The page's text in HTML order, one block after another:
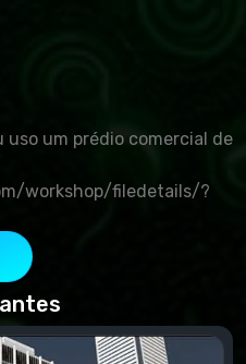
uso um prédio comercial de
workshop/filedetails/?